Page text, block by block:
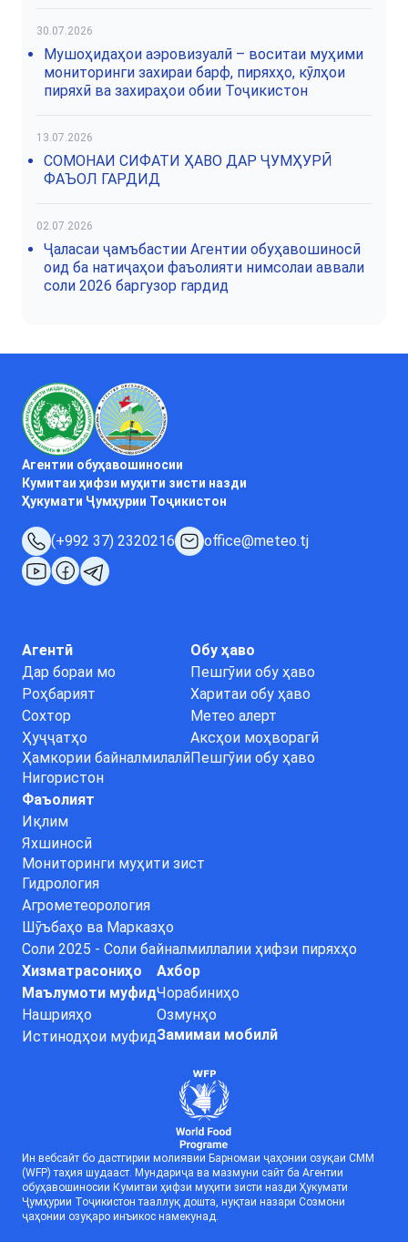
30.07.2026
Мушоҳидаҳои аэровизуалӣ – воситаи муҳими
мониторинги захираи барф, пиряхҳо, кӯлҳои
пиряхӣ ва захираҳои обии Тоҷикистон
13.07.2026
СОМОНАИ СИФАТИ ҲАВО ДАР ҶУМҲУРӢ
ФАЪОЛ ГАРДИД
02.07.2026
Ҷаласаи ҷамъбастии Агентии обуҳавошиносӣ
оид ба натиҷаҳои фаъолияти нимсолаи аввали
соли 2026 баргузор гардид
Агентии обуҳавошиносии
Кумитаи ҳифзи муҳити зисти назди
Ҳукумати Ҷумҳурии Тоҷикистон
(+992 37) 2320216 office@meteo.tj
Агентӣ
Дар бораи мо
Роҳбарият
Сохтор
Ҳуҷҷатҳо
Ҳамкории байналмилалӣ
Нигористон
Обу ҳаво
Пешгӯии обу ҳаво
Харитаи обу ҳаво
Метео алерт
Аксҳои моҳворагӣ
Пешгӯии обу ҳаво
Фаъолият
Иқлим
Яхшиносӣ
Мониторинги муҳити зист
Гидрология
Агрометеорология
Шӯъбаҳо ва Марказҳо
Соли 2025 - Соли байналмиллалии ҳифзи пиряхҳо
Хизматрасониҳо
Маълумоти муфид
Нашрияҳо
Истинодҳои муфид
Ахбор
Чорабиниҳо
Озмунҳо
Замимаи мобилӣ
Ин вебсайт бо дастгирии молиявии Барномаи ҷаҳонии озуқаи СММ
(WFP) таҳия шудааст. Мундариҷа ва мазмуни сайт ба Агентии
обуҳавошиносии Кумитаи ҳифзи муҳити зисти назди Ҳукумати
Ҷумҳурии Тоҷикистон тааллуқ дошта, нуқтаи назари Созмони
ҷаҳонии озуқаро инъикос намекунад.